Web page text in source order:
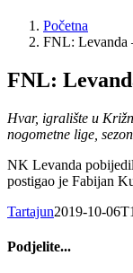
Početna
FNL: Levanda
FNL:
Hvar, igralište u
nogometne lige,
NK Levanda
postigao je Fabijan
Tartajun2019-10-
Podjelite...